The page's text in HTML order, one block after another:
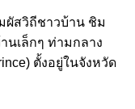
ผัสวิถีชาวบ้าน ชิม
นเล็กๆ ท่ามกลาง
ตั้งอยู่ในจังหวัด